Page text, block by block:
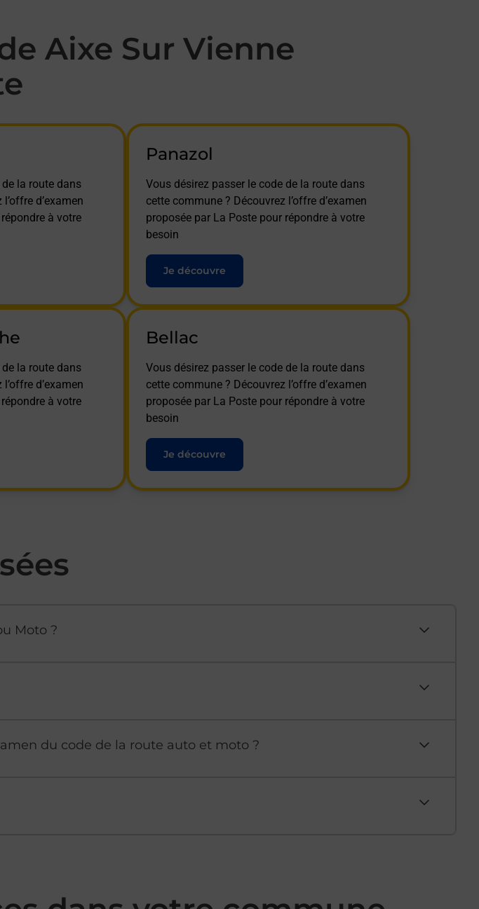
Aixe Sur Vienne
la route dans
d’examen
à votre
Panazol
Vous désirez passer le code de la route dans
cette commune ? Découvrez l’offre d’examen
proposée par La Poste pour répondre à votre
besoin
Je découvre
la route dans
d’examen
à votre
Bellac
Vous désirez passer le code de la route dans
cette commune ? Découvrez l’offre d’examen
proposée par La Poste pour répondre à votre
besoin
Je découvre
Moto ?
du code de la route auto et moto ?